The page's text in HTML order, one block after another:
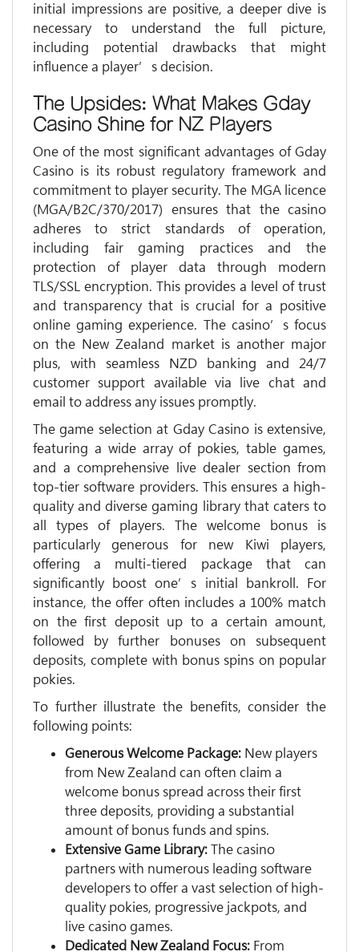
initial impressions are positive, a deeper dive is
necessary to understand the full picture,
including potential drawbacks that might
influence a player’s decision.
The Upsides: What Makes Gday
Casino Shine for NZ Players
One of the most significant advantages of Gday
Casino is its robust regulatory framework and
commitment to player security. The MGA licence
(MGA/B2C/370/2017) ensures that the casino
adheres to strict standards of operation,
including fair gaming practices and the
protection of player data through modern
TLS/SSL encryption. This provides a level of trust
and transparency that is crucial for a positive
online gaming experience. The casino’s focus
on the New Zealand market is another major
plus, with seamless NZD banking and 24/7
customer support available via live chat and
email to address any issues promptly.
The game selection at Gday Casino is extensive,
featuring a wide array of pokies, table games,
and a comprehensive live dealer section from
top-tier software providers. This ensures a high-
quality and diverse gaming library that caters to
all types of players. The welcome bonus is
particularly generous for new Kiwi players,
offering a multi-tiered package that can
significantly boost one’s initial bankroll. For
instance, the offer often includes a 100% match
on the first deposit up to a certain amount,
followed by further bonuses on subsequent
deposits, complete with bonus spins on popular
pokies.
To further illustrate the benefits, consider the
following points:
Generous Welcome Package: New players
from New Zealand can often claim a
welcome bonus spread across their first
three deposits, providing a substantial
amount of bonus funds and spins.
Extensive Game Library: The casino
partners with numerous leading software
developers to offer a vast selection of high-
quality pokies, progressive jackpots, and
live casino games.
Dedicated New Zealand Focus: From